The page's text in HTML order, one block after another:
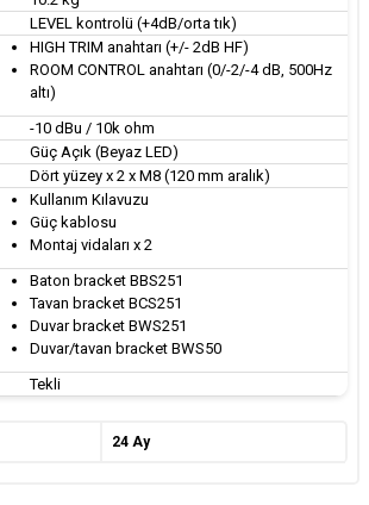
LEVEL kontrolü (+4dB/orta tık)
HIGH TRIM anahtarı (+/- 2dB HF)
ROOM CONTROL anahtarı (0/-2/-4 dB, 500Hz
altı)
-10 dBu / 10k ohm
Güç Açık (Beyaz LED)
Dört yüzey x 2 x M8 (120 mm aralık)
Kullanım Kılavuzu
Güç kablosu
Montaj vidaları x 2
Baton bracket BBS251
Tavan bracket BCS251
Duvar bracket BWS251
Duvar/tavan bracket BWS50
Tekli
24 Ay